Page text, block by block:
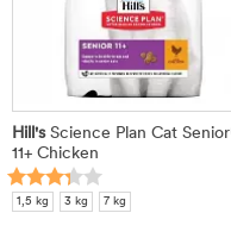
Hill'sScience Plan Cat Senior
11+ Chicken
1,5 kg 3 kg 7 kg